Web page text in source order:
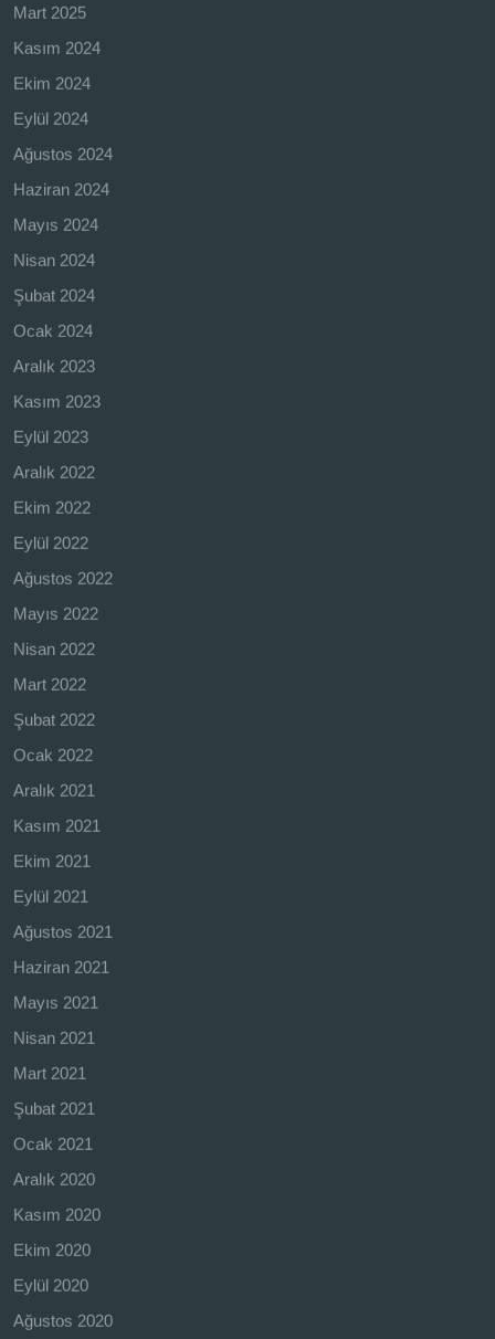
Mart 2025
Kasım 2024
Ekim 2024
Eylül 2024
Ağustos 2024
Haziran 2024
Mayıs 2024
Nisan 2024
Şubat 2024
Ocak 2024
Aralık 2023
Kasım 2023
Eylül 2023
Aralık 2022
Ekim 2022
Eylül 2022
Ağustos 2022
Mayıs 2022
Nisan 2022
Mart 2022
Şubat 2022
Ocak 2022
Aralık 2021
Kasım 2021
Ekim 2021
Eylül 2021
Ağustos 2021
Haziran 2021
Mayıs 2021
Nisan 2021
Mart 2021
Şubat 2021
Ocak 2021
Aralık 2020
Kasım 2020
Ekim 2020
Eylül 2020
Ağustos 2020